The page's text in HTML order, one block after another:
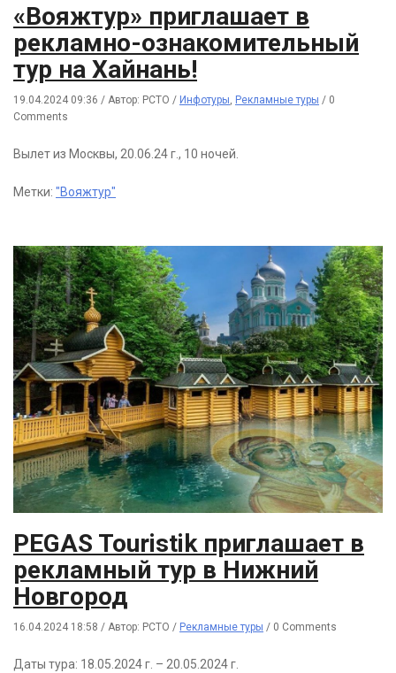
«Вояжтур» приглашает в
рекламно-ознакомительный
тур на Хайнань!
19.04.2024 09:36 / Автор: РСТО / Инфотуры Рекламные туры / 0
Comments
Вылет из Москвы, 20.06.24 г., 10 ночей.
Метки: "Вояжтур"
PEGAS Touristik приглашает в
рекламный тур в Нижний
Новгород
16.04.2024 18:58 / Автор: РСТО / Рекламные туры / 0 Comments
Даты тура: 18.05.2024 г. – 20.05.2024 г.